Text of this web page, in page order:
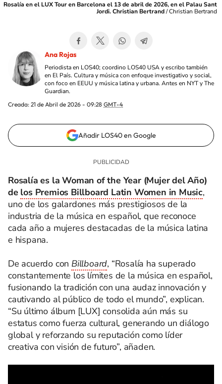
Rosalía en el LUX Tour en Barcelona el 13 de abril de 2026, en el Palau Sant
Jordi. Christian Bertrand/Christian Bertrand
Ana Rojas
Periodista en LOS40; coordino LOS40 USA y escribo también
en El País. Cultura y música con enfoque investigativo y social,
con foco en EEUU y música latina y urbana. Antes en NYT y The
Guardian.
Creada: 21 de Abril de 2026 - 09:28 GMT-4
Añadir LOS40 en Google
Rosalía es la Woman of the Year (Mujer del Año)
de los Premios Billboard Latin Women in Music,
uno de los galardones más prestigiosos de la
industria de la música en español, que reconoce
cada año a mujeres destacadas de la música latina
e hispana.
De acuerdo con Billboard, “Rosalía ha superado
constantemente los límites de la música en español,
fusionando la tradición con una audaz innovación y
cautivando al público de todo el mundo”, explican.
“Su último álbum [LUX] consolida aún más su
estatus como fuerza cultural, generando un diálogo
global y reforzando su reputación como líder
creativa con visión de futuro”, añaden.